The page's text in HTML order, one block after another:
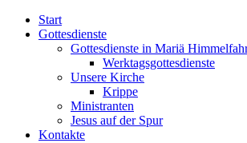
Start
Gottesdienste
Gottesdienste in Mariä
Werktagsgottesdienste
Unsere Kirche
Krippe
Ministranten
Jesus auf der Spur
Kontakte